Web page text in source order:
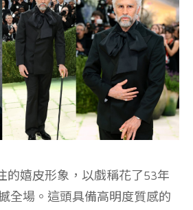
的嬉皮形象，以戲稱花了53年
全場。這頭具備高明度質感的